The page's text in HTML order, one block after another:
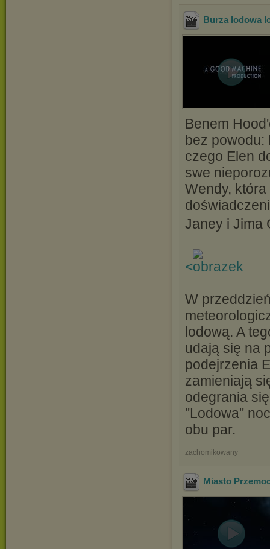
Burza lodowa
Benem
bez powodu:
czego Elen
swe
Wendy,
Janey i Jima
<
W
lodową. A
udają się na
podejrzenia
zamieniają
odegrania
"Lodowa"
obu par.
zachomikowany
Miasto